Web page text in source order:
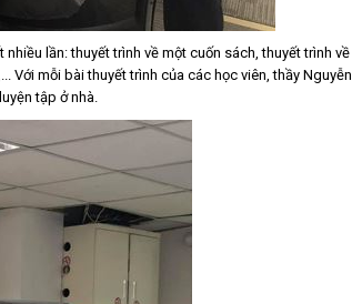
lần: thuyết trình về một cuốn sách, thuyết trình về
Với mỗi bài thuyết trình của các học viên, thầy Nguyễn
tập ở nhà.